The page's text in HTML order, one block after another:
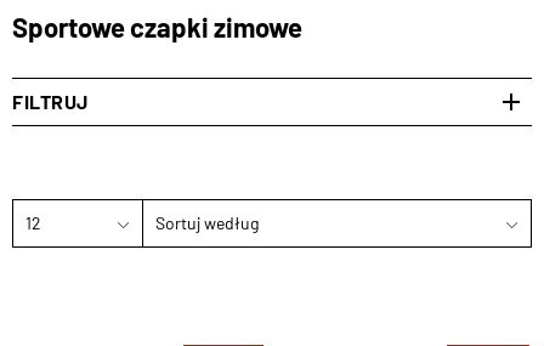
Sportowe czapki zimowe
FILTRUJ
12 Sortuj według